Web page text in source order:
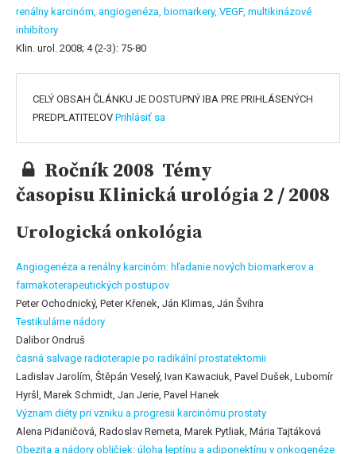
renálny karcinóm, angiogenéza, biomarkery, VEGF, multikinázové
inhibítory
Klin. urol. 2008; 4 (2-3): 75-80
CELÝ OBSAH ČLÁNKU JE DOSTUPNÝ IBA PRE PRIHLÁSENÝCH
PREDPLATITEĽOV Prihlásiť sa
Ročník 2008 Témy
časopisu Klinická urológia 2 / 2008
Urologická onkológia
Angiogenéza a renálny karcinóm: hľadanie nových biomarkerov a
farmakoterapeutických postupov
Peter Ochodnický, Peter Křenek, Ján Klimas, Ján Švihra
Testikulárne nádory
Dalibor Ondruš
časná salvage radioterapie po radikální prostatektomii
Ladislav Jarolím, Štěpán Veselý, Ivan Kawaciuk, Pavel Dušek, Lubomír
Hyršl, Marek Schmidt, Jan Jerie, Pavel Hanek
Význam diéty pri vzniku a progresii karcinómu prostaty
Alena Pidaničová, Radoslav Remeta, Marek Pytliak, Mária Tajtáková
Obezita a nádory obličiek: úloha leptínu a adiponektínu v onkogenéze